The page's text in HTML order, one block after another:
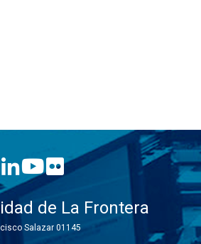
de La Frontera
Salazar 01145